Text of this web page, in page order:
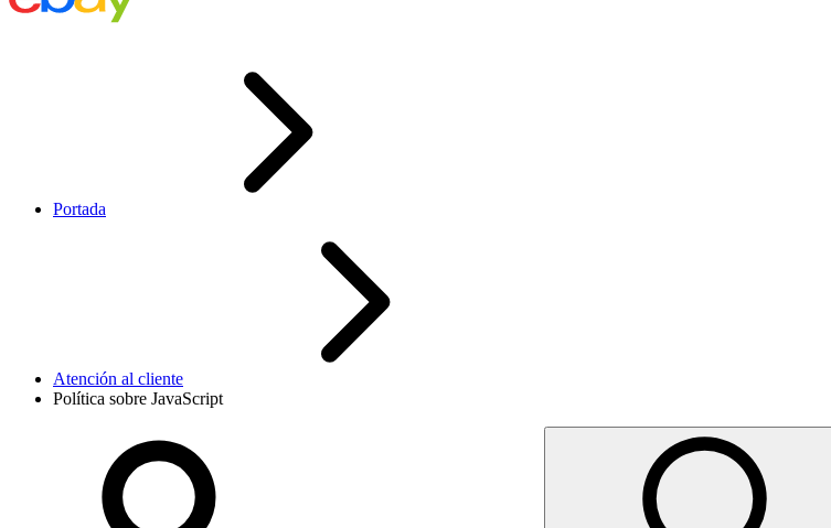
Portada
Atención al cliente
Política sobre JavaScript